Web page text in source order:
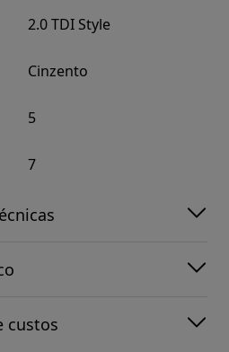
2.0 TDI Style
Cinzento
5
7
custos